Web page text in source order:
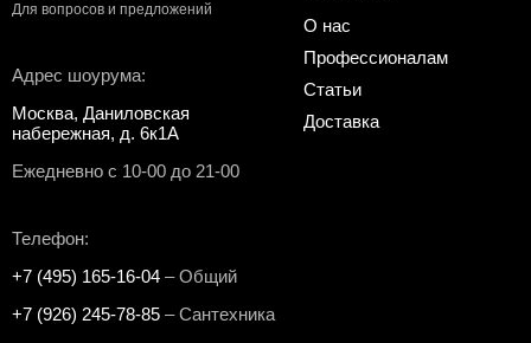
Адрес шоурума:
Москва, Даниловская
набережная, д. 6к1А
Ежедневно с 10-00 до 21-00
Телефон:
+7 (495) 165-16-04 – Общий
+7 (926) 245-78-85 – Сантехника
О нас
Профессионалам
Статьи
Доставка
Для вопросов и предложений